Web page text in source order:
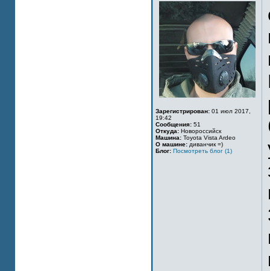
Зарегистрирован: 01 июл 2017,
19:42
Сообщения: 51
Откуда: Новороссийск
Машина: Toyota Vista Ardeo
О машине: диванчик =)
Блог: Посмотреть блог (1)